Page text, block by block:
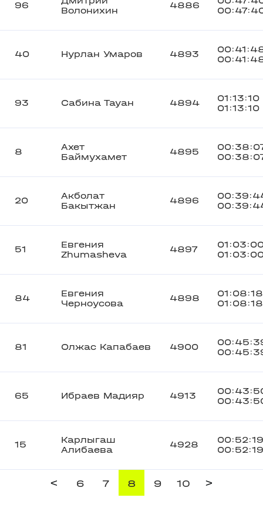
96
Волонихин
4886
40 Нурлан Умаров 4893
93 Сабина Тауан 4894
01:13:10
01:13:10
8
Ахет
Баймухамет
4895
20
Акболат
Бакытжан
4896
51
Евгения
Zhumasheva
4897
84
Евгения
Черноусова
4898
01:08:18
01:08:18
81 Олжас Капабаев 4900
65 Ибраев Мадияр 4913
15
Карлыгаш
Алибаева
4928
00:52:19
00:52:19
< 6 7 8 9 10 >